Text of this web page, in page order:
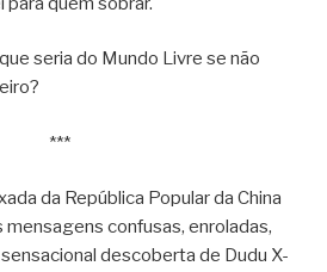
seria do Mundo Livre se não
***
da República Popular da China
confusas, enroladas,
descoberta de Dudu X-